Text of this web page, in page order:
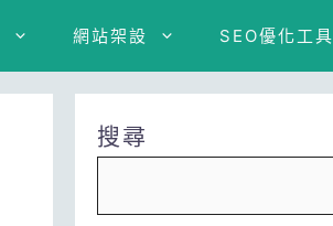
網站架設 SEO優化工具
搜尋